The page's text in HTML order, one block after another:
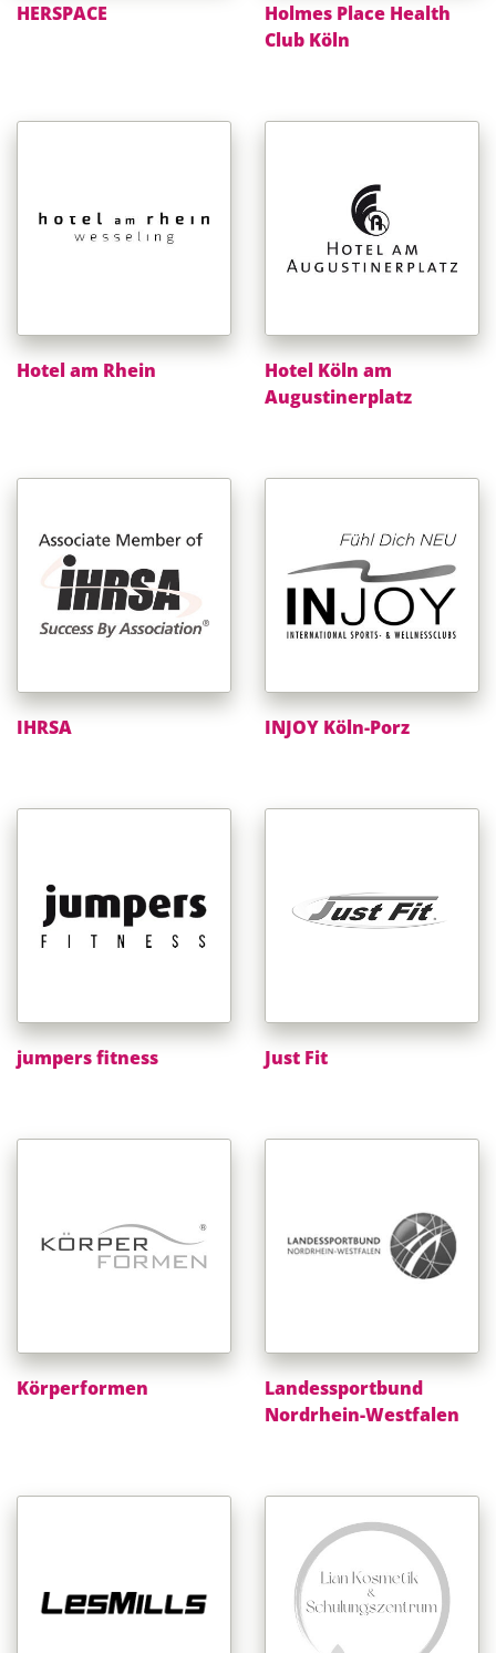
HERSPACE
Holmes Place Health
Club Köln
Hotel am Rhein
Hotel Köln am
Augustinerplatz
IHRSA INJOY Köln-Porz
jumpers fitness Just Fit
Körperformen
Landessportbund
Nordrhein-Westfalen